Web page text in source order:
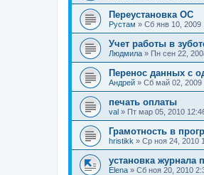
Переустановка ОС
Рустам » Сб янв 10, 2009
Учет работы в
Людмила » Пн сен 22,
Перенос данных с
Андрей » Сб май 02, 2009
печать оплаты
val » Пт мар 05, 2010
Грамотность в
hristikk » Ср ноя 24, 2010
установка журнала
Elena » Сб ноя 20, 2010